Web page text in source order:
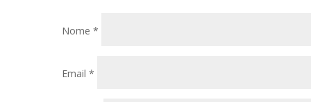
Nome *
Email *